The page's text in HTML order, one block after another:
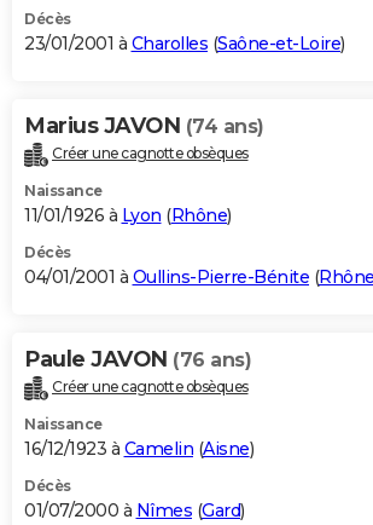
Décès
23/01/2001 à Charolles (Saône-et-Loire)
Marius JAVON (74 ans)
Créer une cagnotte obsèques
Naissance
11/01/1926 à Lyon (Rhône)
Décès
04/01/2001 à Oullins-Pierre-Bénite (Rhône
Paule JAVON (76 ans)
Créer une cagnotte obsèques
Naissance
16/12/1923 à Camelin (Aisne)
Décès
01/07/2000 à Nîmes (Gard)